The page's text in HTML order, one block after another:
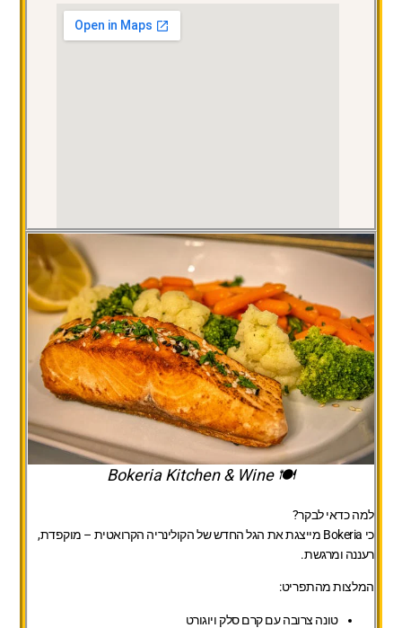
🍽 Bokeria Kitchen & Wine
למה כדאי לבקר?
כי Bokeria מייצגת את הגל החדש של הקולינריה הקרואטית – מוקפדת,
רעננה ומרגשת.
המלצות מהתפריט:
טונה צרובה עם קרם סלק ויוגורט